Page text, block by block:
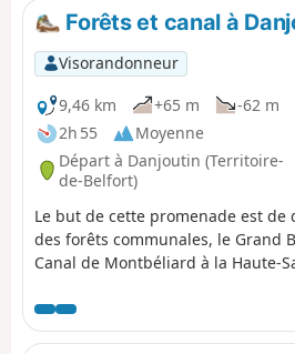
Forêts et canal à
Visorandonneur
9,46 km
+65 m
-62 m
2h 55
Moyenne
Départ à Danjoutin (Territoire-
de-Belfort)
Le but de cette promenade est
des forêts communales, le Grand
Canal de Montbéliard à la Haute-
Randonnée sans difficulté
randonnée est balisée.